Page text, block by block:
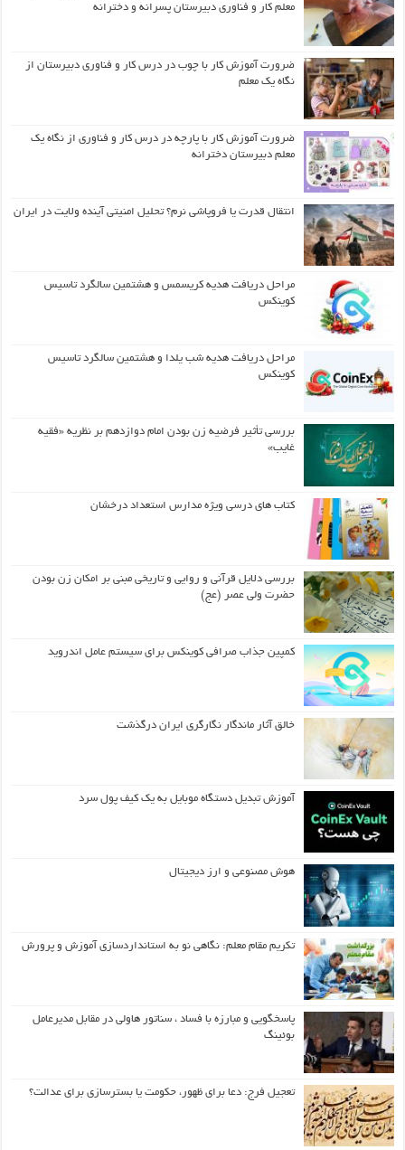
معلم کار و فناوری دبیرستان پسرانه و دخترانه
ضرورت آموزش کار با چوب در درس کار و فناوری دبیرستان از
نگاه یک معلم
ضرورت آموزش کار با پارچه در درس کار و فناوری از نگاه یک
معلم دبیرستان دخترانه
انتقال قدرت یا فروپاشی نرم؟ تحلیل امنیتی آینده ولایت در ایران
مراحل دریافت هدیه کریسمس و هشتمین سالگرد تاسیس
کوینکس
مراحل دریافت هدیه شب یلدا و هشتمین سالگرد تاسیس
کوینکس
بررسی تأثیر فرضیه زن بودن امام دوازدهم بر نظریه «فقیه
غایب»
کتاب های درسی ویژه مدارس استعداد درخشان
بررسی دلایل قرآنی و روایی و تاریخی مبنی بر امکان زن بودن
حضرت ولی عصر (عج)
کمپین جذاب صرافی کوینکس برای سیستم عامل اندروید
خالق آثار ماندگار نگارگری ایران درگذشت
آموزش تبدیل دستگاه موبایل به یک کیف‌ پول سرد
هوش مصنوعی و ارز دیجیتال
تکریم مقام معلم: نگاهی نو به استانداردسازی آموزش و پرورش
پاسخگویی و مبارزه با فساد ، سناتور هاولی در مقابل مدیرعامل
بوئینگ
تعجیل فرج: دعا برای ظهور، حکومت یا بسترسازی برای عدالت؟